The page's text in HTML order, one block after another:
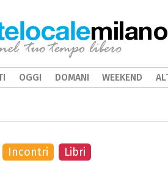
Incontri Libri
milano
OGGI DOMANI WEEKEND